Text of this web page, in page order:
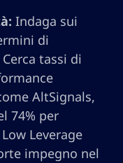
Indaga sui
di
tassi di
AltSignals,
74% per
Leverage
impegno nel